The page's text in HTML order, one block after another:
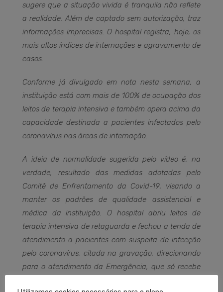
sugere que a situação vivida é tranquila não reflete
a realidade. Além de captado sem autorização, traz
informações imprecisas. O hospital registra, hoje, os
mais altos índices de internações e agravamento de
casos.
Conforme já divulgado em nota nesta semana, a
instituição está com mais de 100% de ocupação dos
leitos de terapia intensiva e também opera acima da
capacidade destinada a pacientes infectados pelo
coronavírus nas áreas de internação.
A ideia de normalidade sugerida pelo vídeo é, na
verdade, resultado das medidas adotadas pelo
Comitê de Enfrentamento da Covid-19, visando a
manter os padrões de qualidade assistencial e
médica da instituição. O hospital abriu leitos de
terapia intensiva de retaguarda e fechou a tenda de
atendimento a pacientes com suspeita de infecção
pelo coronavírus, citada na gravação, direcionando
para o atendimento da Emergência, que só recebe